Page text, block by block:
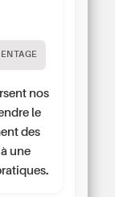
nos
le
des
une